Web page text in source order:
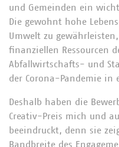
und Gemeinden ein
Die gewohnt hohe
Umwelt zu
finanziellen Ressourcen
Abfallwirtschafts- und
der Corona-Pandemie in
Deshalb haben die
Creativ-Preis mich und
beeindruckt, denn sie
Bandbreite des